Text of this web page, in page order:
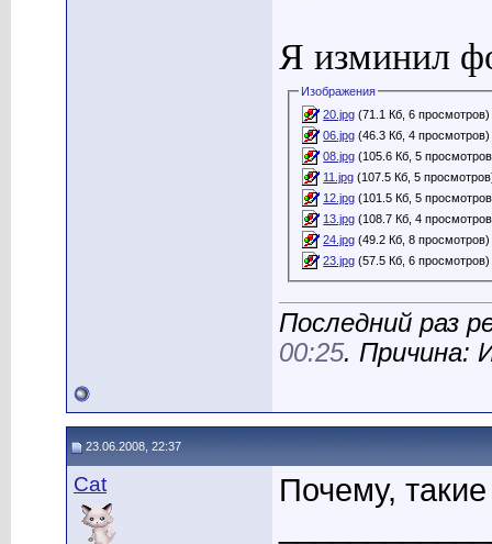
Я изминил
Изображения
20.jpg (71.1 Кб, 6 просмотров)
06.jpg (46.3 Кб, 4 просмотров)
08.jpg (105.6 Кб, 5
11.jpg (107.5 Кб, 5
12.jpg (101.5 Кб, 5
13.jpg (108.7 Кб, 4
24.jpg (49.2 Кб, 8 просмотров)
23.jpg (57.5 Кб, 6 просмотров)
Последний раз
00:25. Причина:
23.06.2008, 22:37
Cat
Почему,